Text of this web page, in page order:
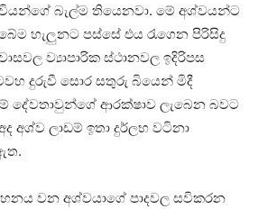
බැල්ම තියෙනවා. මේ අශ්වයන්ට
හැලුනට පස්‌සේ එය රැගෙන පිරිසිදු
ව්‍යාපාරික ස්‌ථානවල ඉදිරිපස
දුරුවී සොර සතුරු බියෙන් මිදී
දේවතාවුන්ගේ ආරක්‌ෂාව ලැබෙන බවට
අශ්ව ලාඩම් ඉතා දුර්ලභ වටිනා
වන අශ්වයාගේ පාදවල සවිකරන